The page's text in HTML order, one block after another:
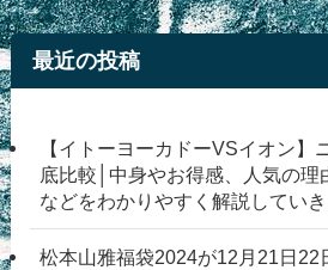
最近の投稿
【イトーヨーカドーVSイオン】
底比較│中身やお得感、人気の理
などをわかりやすく解説していき
松本山雅福袋2024が12月21日22